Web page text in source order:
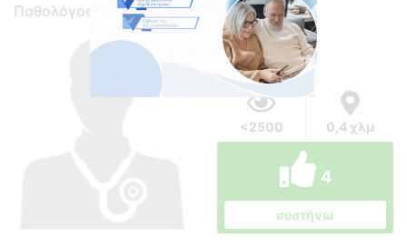
Παθολόγος
<2500 0,4 χλμ
4
συστήνω